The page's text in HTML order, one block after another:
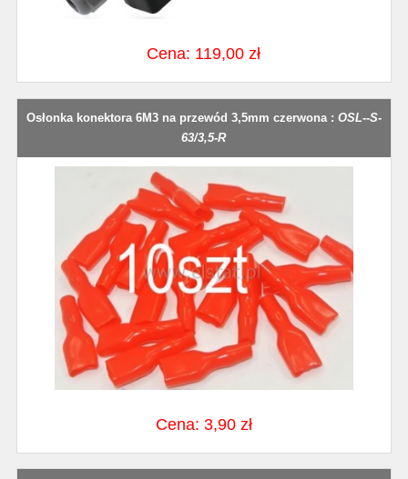
Cena: 119,00 zł
Osłonka konektora 6M3 na przewód 3,5mm czerwona : OSL--S-
63/3,5-R
Cena: 3,90 zł